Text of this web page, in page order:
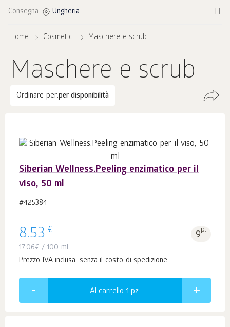
Consegna: Ungheria IT
Home Cosmetici Maschere e scrub
Maschere e scrub
Ordinare per:per disponibilità
Siberian Wellness.Peeling enzimatico per il
viso, 50 ml
#425384
8.53 € 9p.
17.06€ / 100 ml
Prezzo IVA inclusa, senza il costo di spedizione
Al carrello 1 pz.